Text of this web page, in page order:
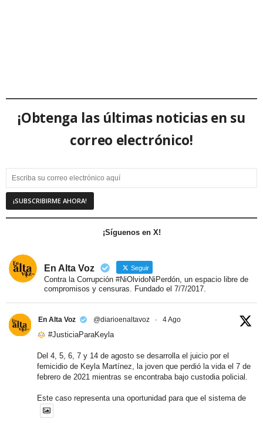
¡Obtenga las últimas noticias en su
correo electrónico!
¡Síguenos en X!
En Alta Voz Seguir
Contra la Corrupción #NiOlvidoNiPerdón, un espacio libre de
compromisos y censuras. Fundado el 7/7/2017.
En Alta Voz @diarioenaltavoz · 4 Ago
#JusticiaParaKeyla
Del 4, 5, 6, 7 y 14 de agosto se desarrolla el juicio por el
femicidio de Keyla Martínez, la joven que perdió la vida el 7 de
febrero de 2021 mientras se encontraba bajo custodia policial.
Este caso representa una oportunidad para que el sistema de